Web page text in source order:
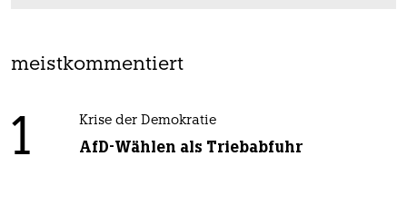
meistkommentiert
1 Krise der Demokratie
AfD-Wählen als Triebabfuhr